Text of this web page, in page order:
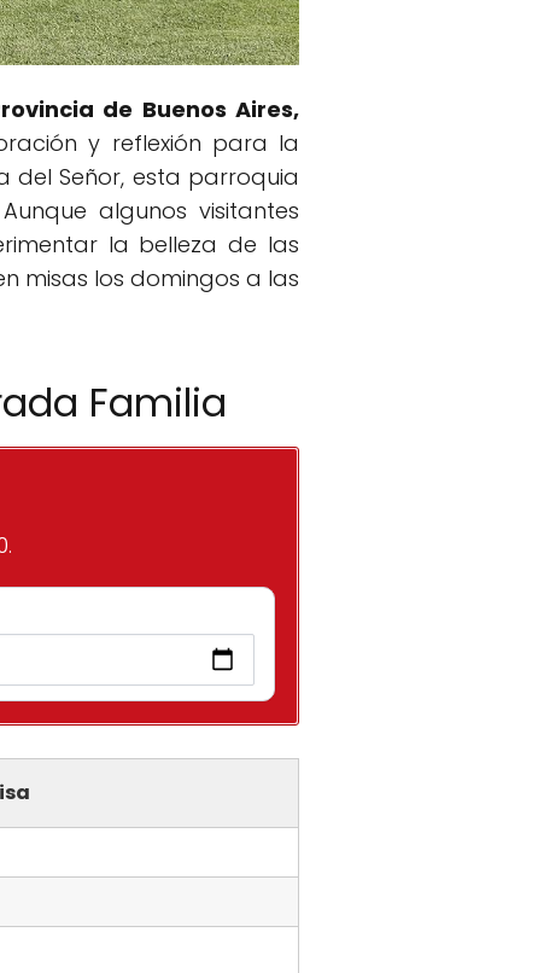
de Buenos Aires,
y reflexión para la
Señor, esta parroquia
algunos visitantes
la belleza de las
misas los domingos a las
Familia